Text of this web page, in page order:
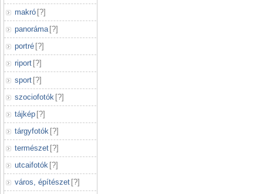
makró [?]
panoráma [?]
portré [?]
riport [?]
sport [?]
szociofotók [?]
tájkép [?]
tárgyfotók [?]
természet [?]
utcaifotók [?]
város, építészet [?]